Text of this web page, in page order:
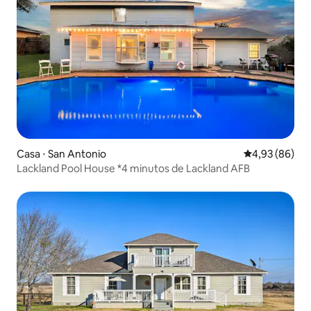
Casa ⋅ San Antonio 4,93 de uma
4,93 (86)
Lackland Pool House *4 minutos de Lackland AFB